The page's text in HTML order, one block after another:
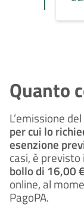
Quanto
L’emissione
per cui lo
esenzione
casi, è previsto
bollo di 16,00 €
online, al
PagoPA.